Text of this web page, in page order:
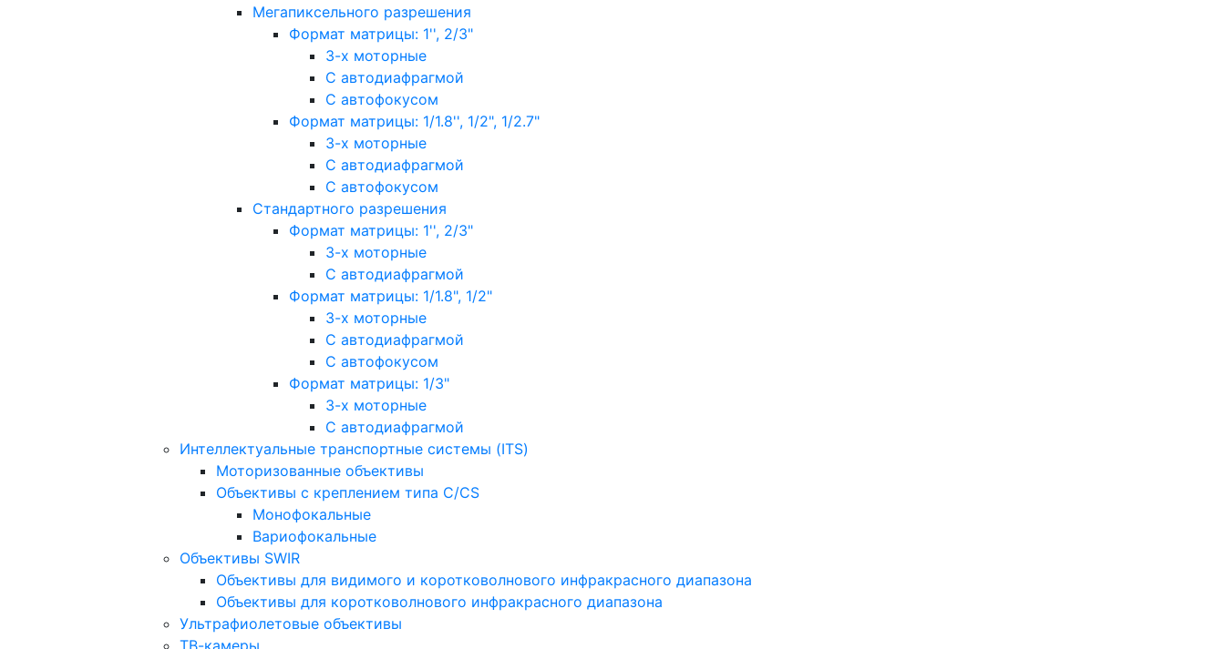
Мегапиксельного разрешения
Формат матрицы: 1'', 2/3"
3-х моторные
С автодиафрагмой
С автофокусом
Формат матрицы: 1/1.8'', 1/2", 1/2.7"
3-х моторные
С автодиафрагмой
С автофокусом
Стандартного разрешения
Формат матрицы: 1'', 2/3"
3-х моторные
С автодиафрагмой
Формат матрицы: 1/1.8", 1/2"
3-х моторные
С автодиафрагмой
С автофокусом
Формат матрицы: 1/3"
3-х моторные
С автодиафрагмой
Интеллектуальные транспортные системы (ITS)
Моторизованные объективы
Объективы с креплением типа C/CS
Монофокальные
Вариофокальные
Объективы SWIR
Объективы для видимого и коротковолнового инфракрасного диапазона
Объективы для коротковолнового инфракрасного диапазона
Ультрафиолетовые объективы
ТВ-камеры